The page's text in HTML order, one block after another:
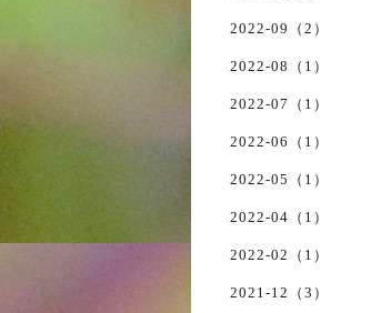
2022-09（2）
2022-08（1）
2022-07（1）
2022-06（1）
2022-05（1）
2022-04（1）
2022-02（1）
2021-12（3）